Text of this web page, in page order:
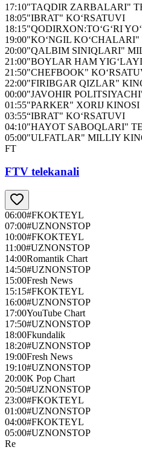
17:10"TAQDIR ZARBALARI"
18:05"IBRAT" KO‘RSATUVI
18:15"QODIRXON:TO‘G‘RI
19:00"KO‘NGIL
20:00"QALBIM SINIQLARI"
21:00"BOYLAR HAM
21:50"CHEFBOOK"
22:00"FIRIBGAR QIZLAR"
00:00"JAVOHIR
01:55"PARKER" XORIJ KINOSI
03:55“IBRAT" KO‘RSATUVI
04:10"HAYOT SABOQLARI"
05:00"ULFATLAR" MILLIY
FT
FTV telekanali
06:00#FKOKTEYL
07:00#UZNONSTOP
10:00#FKOKTEYL
11:00#UZNONSTOP
14:00Romantik Chart
14:50#UZNONSTOP
15:00Fresh News
15:15#FKOKTEYL
16:00#UZNONSTOP
17:00YouTube Chart
17:50#UZNONSTOP
18:00Fkundalik
18:20#UZNONSTOP
19:00Fresh News
19:10#UZNONSTOP
20:00K Pop Chart
20:50#UZNONSTOP
23:00#FKOKTEYL
01:00#UZNONSTOP
04:00#FKOKTEYL
05:00#UZNONSTOP
Re